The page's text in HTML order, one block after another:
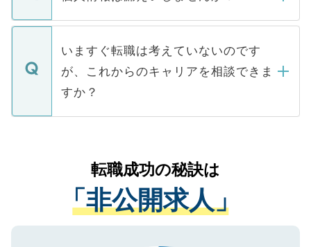
■応募殺到を避けるため 人気のある医療機
関を公にしてしまうと、応募が殺到する場
に、医療機関が求める条件に合った人材の
みを人材紹介会社に依頼するケースが増え
ています。
定を承諾する必要はありません。内定先へ
の辞退の連絡はキャリアパートナーが行い
個人情報が漏えいすることはありませんの
で、ご安心ください。当サイトからの登録
などで収集したご登録者様の個人情報は、
ご本人のキャリアアップおよび転職活動の
支援を目的に使用いたします。お預かりし
ているすべての個人データはご本人の許可
は、個人情報の取り扱いについての厳密な
管理基準を満たした事業者のみに付与され
る、プライバシーマークを取得済みです。
いますぐ転職は考えていないのです
が、これからのキャリアを相談できま
すか？
かがいして、現在の医療機関の状況や紹介
経験をまじえながら、適切なアドバイスを
させていただきます。すぐにご転職をされ
ない方には、長期的なサポートが可能です
ので、まずはご登録ください。
転職成功の秘訣は
「非公開求人」